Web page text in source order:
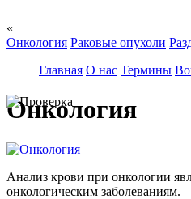
«
Онкология Раковые опухоли
Главная О нас Термины
Онкология
Анализ крови при онкологии
онкологическим заболеваниям.